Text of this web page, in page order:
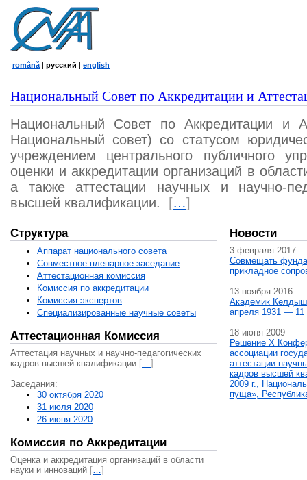
română | русский | english
Национальный Совет по Аккредитации и
Национальный Совет по Аккредитации и
Национальный совет) со статусом
учреждением центрального публичного
оценки и аккредитации организаций в
а также аттестации научных и научно-
высшей квалификации.
[…]
Структура
Аппарат национального совета
Совместное пленарное заседание
Аттестационная комисcия
Комиссия по аккредитации
Комиссия экспертов
Специализированные научные советы
Аттестационная Комиссия
Аттестация научных и научно-педагогических
кадров высшей квалификации […]
Заседания:
30 октября 2020
31 июля 2020
26 июня 2020
Комиссия по Аккредитации
Оценка и аккредитация организаций в области
науки и инноваций […]
Новости
3 февраля 2017
Совмещать
прикладное
13 ноября 2016
Академик
апреля 1931 — 11
18 июня 2009
Решение X
ассоциации
аттестации
кадров высшей
2009 г.,
пуща»,